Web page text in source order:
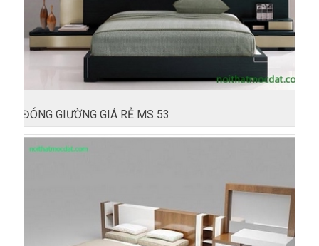
ĐÓNG GIƯỜNG GIÁ RẺ MS 53